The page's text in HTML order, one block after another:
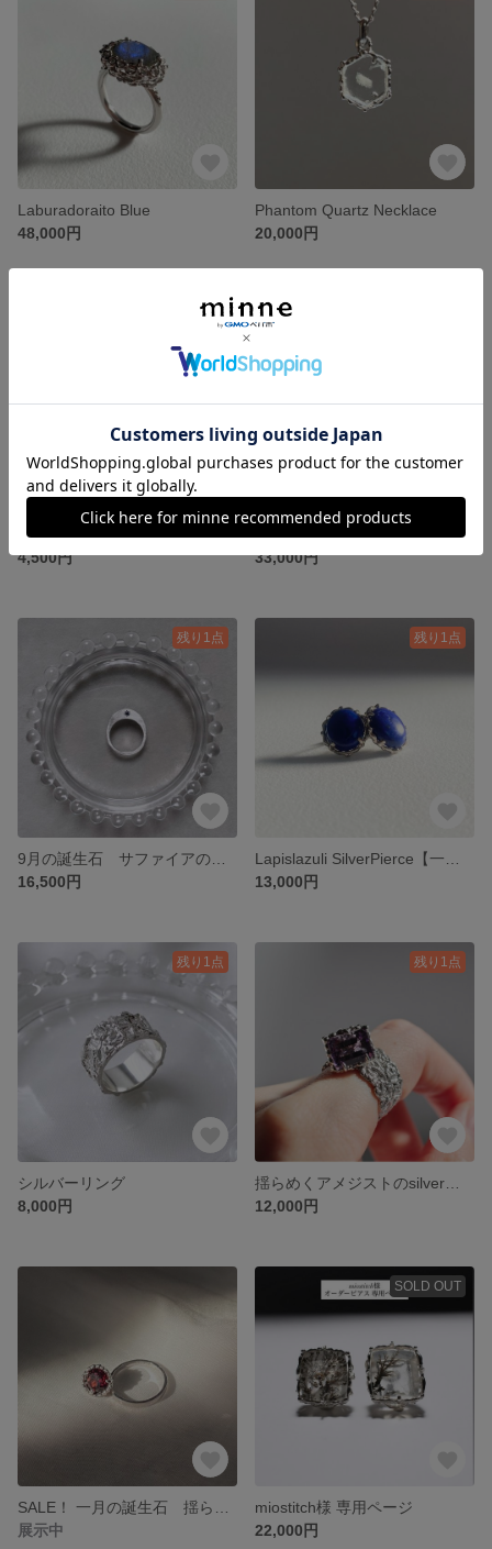
Laburadoraito Blue
48,000円
Phantom Quartz Necklace
20,000円
残り1点
小華イヤリング
4,500円
Onyx SilverPierce【一点物】
33,000円
残り1点
16,500円
残り1点
13,000円
残り1点
シルバーリング
8,000円
残り1点
12,000円
展示中
SOLD OUT
miostitch様 専用ページ
22,000円